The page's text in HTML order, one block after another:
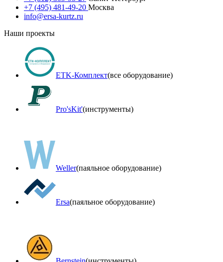
+7 (495) 481-49-20 Москва
info@ersa-kurtz.ru
Наши проекты
ETK-Комплект(все оборудование)
Pro'sKit'(инструменты)
Weller(паяльное оборудование)
Ersa(паяльное оборудование)